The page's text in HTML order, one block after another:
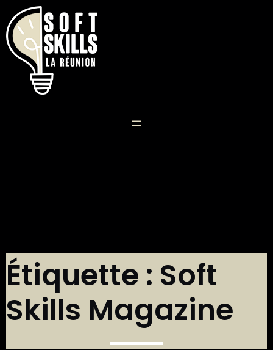
Étiquette : Soft
Skills Magazine